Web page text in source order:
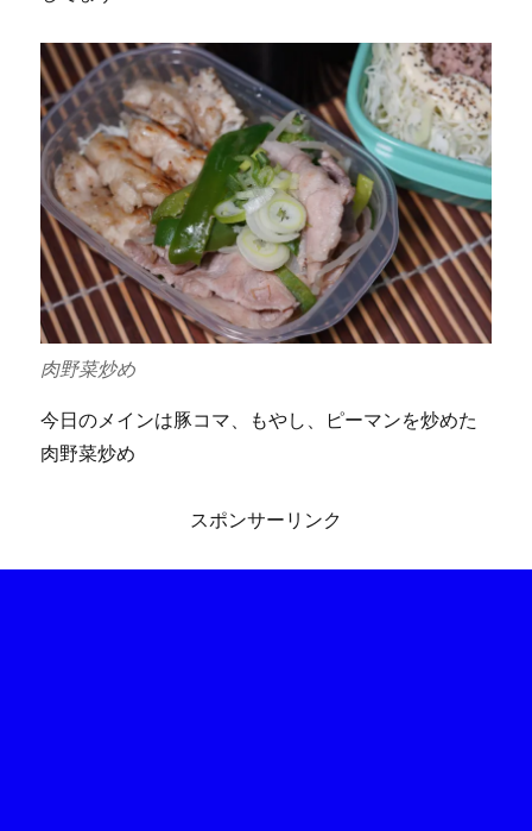
肉野菜炒め
今日のメインは豚コマ、もやし、ピーマンを炒めた
肉野菜炒め
スポンサーリンク